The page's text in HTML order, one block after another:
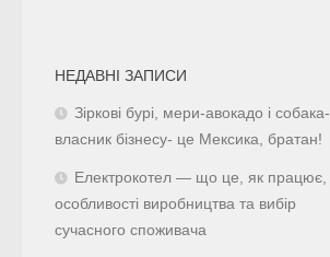
НЕДАВНІ ЗАПИСИ
Зіркові бурі, мери-авокадо і собака-
власник бізнесу- це Мексика, братан!
Електрокотел — що це, як працює,
особливості виробництва та вибір
сучасного споживача